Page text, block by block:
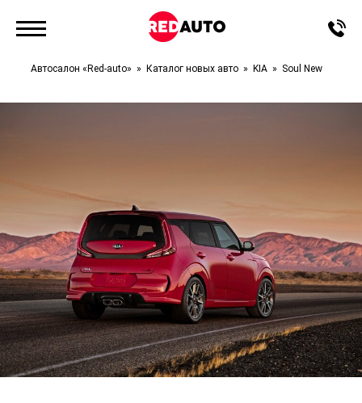
Автосалон «Red-auto» Каталог новых авто KIA Soul New